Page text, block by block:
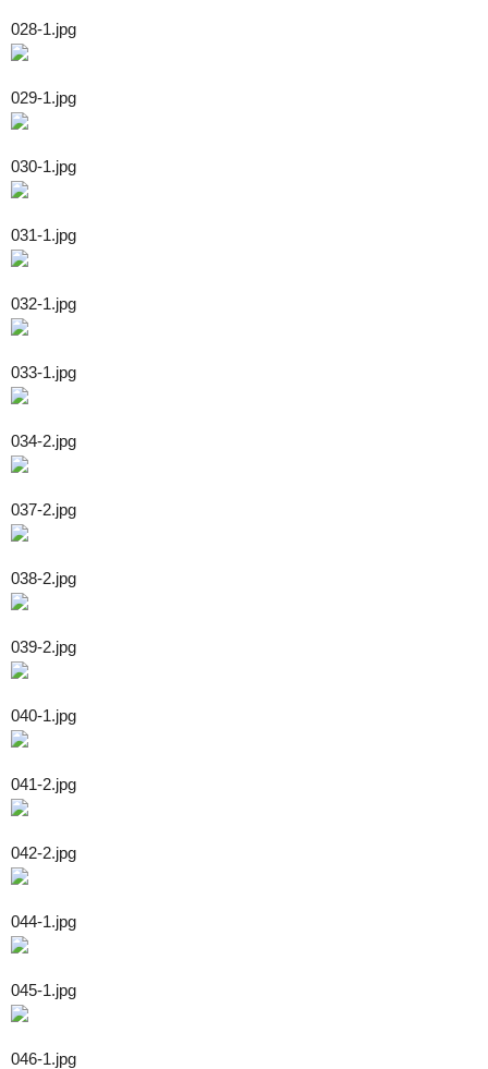
028-1.jpg
029-1.jpg
030-1.jpg
031-1.jpg
032-1.jpg
033-1.jpg
034-2.jpg
037-2.jpg
038-2.jpg
039-2.jpg
040-1.jpg
041-2.jpg
042-2.jpg
044-1.jpg
045-1.jpg
046-1.jpg